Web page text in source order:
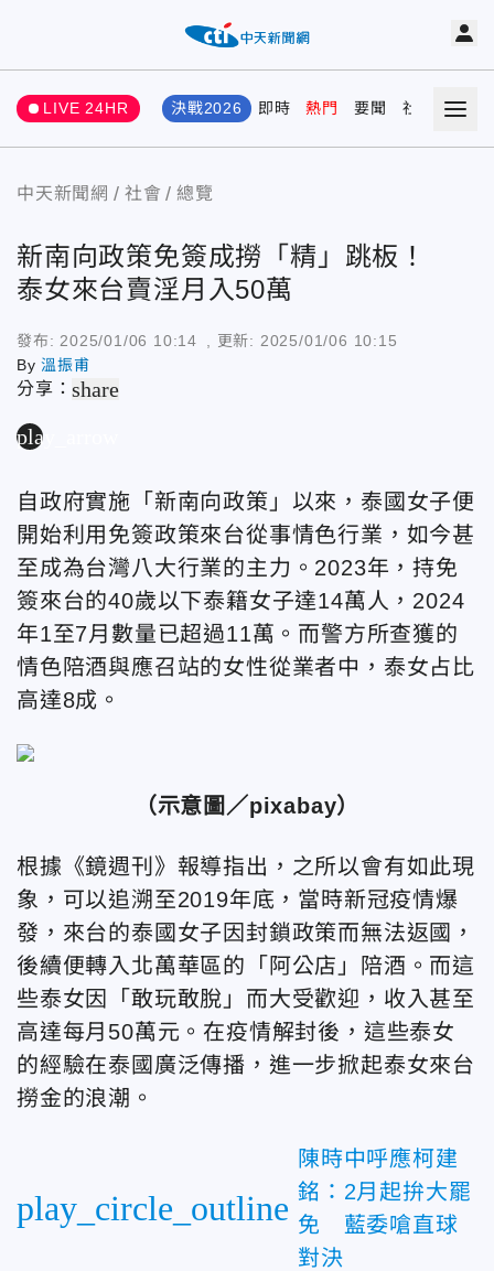
LIVE 24HR 決戰2026 即時 熱門 要聞 社會 娛樂
中天新聞網 社會 總覽
新南向政策免簽成撈「精」跳板！
泰女來台賣淫月入50萬
發布: 2025/01/06 10:14 , 更新: 2025/01/06 10:15
By溫振甫
分享：share
play_arrow
自政府實施「新南向政策」以來，泰國女子便
開始利用免簽政策來台從事情色行業，如今甚
至成為台灣八大行業的主力。2023年，持免
簽來台的40歲以下泰籍女子達14萬人，2024
年1至7月數量已超過11萬。而警方所查獲的
情色陪酒與應召站的女性從業者中，泰女占比
高達8成。
（示意圖／pixabay）
根據《鏡週刊》報導指出，之所以會有如此現
象，可以追溯至2019年底，當時新冠疫情爆
發，來台的泰國女子因封鎖政策而無法返國，
後續便轉入北萬華區的「阿公店」陪酒。而這
些泰女因「敢玩敢脫」而大受歡迎，收入甚至
高達每月50萬元。在疫情解封後，這些泰女
的經驗在泰國廣泛傳播，進一步掀起泰女來台
撈金的浪潮。
play_circle_outline
陳時中呼應柯建
銘：2月起拚大罷
免 藍委嗆直球
對決